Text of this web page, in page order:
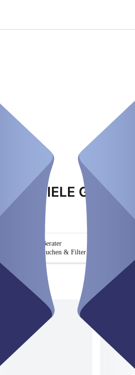
- KNIELE GmbH
Berater
Suchen & Filter